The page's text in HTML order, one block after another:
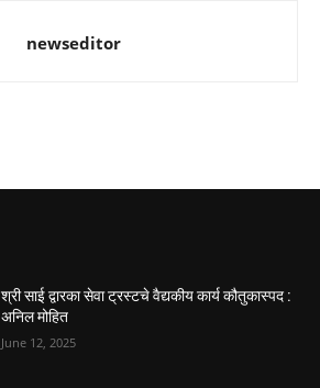
newseditor
श्री साई द्वारका सेवा ट्रस्टचे वैद्यकीय कार्य कौतुकास्पद :
अनिल मोहित
June 12, 2025